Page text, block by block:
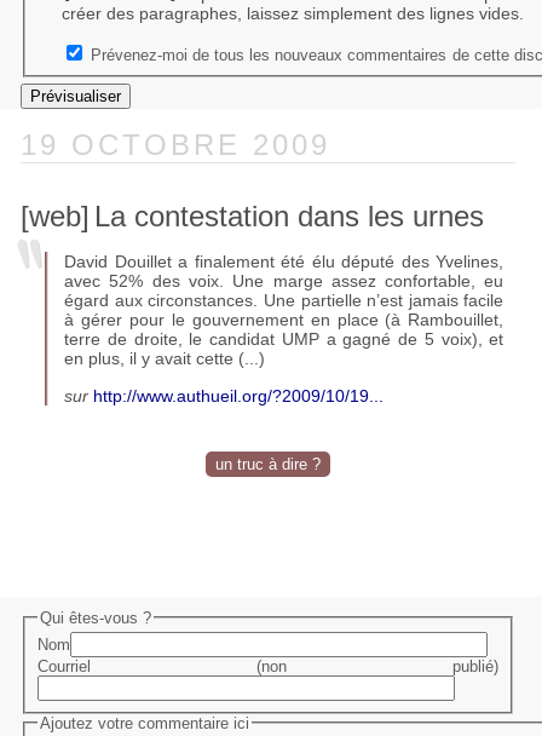
créer des paragraphes, laissez simplement des lignes vides.
Prévenez-moi de tous les nouveaux commentaires de cette
19 OCTOBRE 2009
[web] La contestation dans les urnes
David Douillet a finalement été élu député des Yvelines,
avec 52% des voix. Une marge assez confortable, eu
égard aux circonstances. Une partielle n’est jamais facile
à gérer pour le gouvernement en place (à Rambouillet,
terre de droite, le candidat UMPa gagné de 5 voix), et
en plus, il y avait cette (...)
sur http://www.authueil.org/?2009/10/19...
un truc à dire ?
Qui êtes-vous ?
Nom
Courriel (non publié)
Ajoutez votre commentaire ici